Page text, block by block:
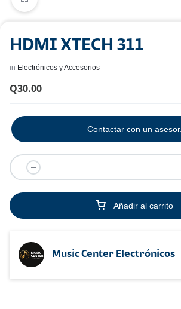
HDMI XTECH 311
in Electrónicos y Accesorios
Q30.00
Añadir al carrito
Contactar con un asesor.
Music Center Electrónicos